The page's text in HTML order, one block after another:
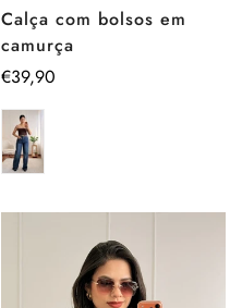
Calça com bolsos em
camurça
Preço
€39,90